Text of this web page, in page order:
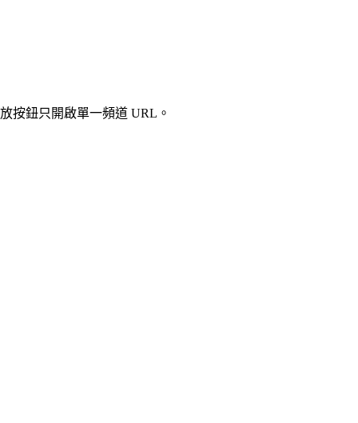
按鈕只開啟單一頻道 URL。